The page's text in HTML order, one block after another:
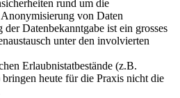
rund um die
von Daten
Datenbekanntgabe ist ein grosses
unter den involvierten
Erlaubnistatbestände (z.B.
bringen heute für die Praxis nicht die